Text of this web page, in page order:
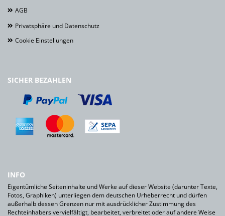
AGB
Privatsphäre und Datenschutz
Cookie Einstellungen
SICHER BEZAHLEN
INFO
Eigentümliche Seiteninhalte und Werke auf dieser Website (darunter Texte,
Fotos, Graphiken) unterliegen dem deutschen Urheberrecht und dürfen
außerhalb dessen Grenzen nur mit ausdrücklicher Zustimmung des
Rechteinhabers vervielfältigt, bearbeitet, verbreitet oder auf andere Weise